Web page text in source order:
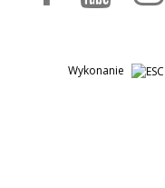
Wykonanie